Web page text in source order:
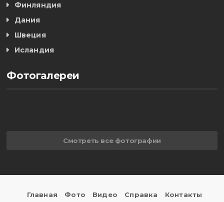
Финляндия
Дания
Швеция
Исландия
Фотогалереи
Смотреть все фотографии
Главная Фото Видео Справка Контакты